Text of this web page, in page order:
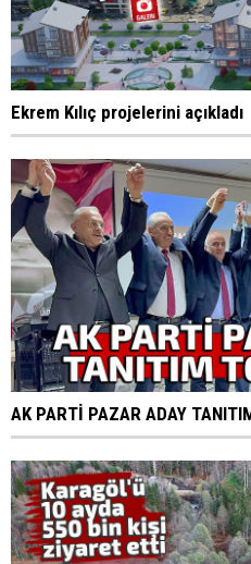
Ekrem Kılıç projelerini açıkladı
AK PARTİ PAZAR ADAY